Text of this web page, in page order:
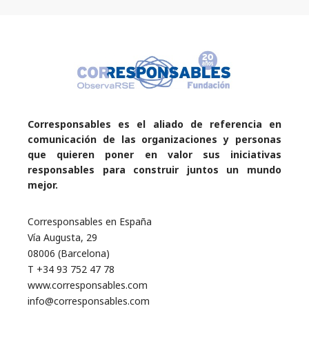
Corresponsables es el aliado de referencia en
comunicación de las organizaciones y personas
que quieren poner en valor sus iniciativas
responsables para construir juntos un mundo
mejor.
Corresponsables en España
Vía Augusta, 29
08006 (Barcelona)
T +34 93 752 47 78
www.corresponsables.com
info@corresponsables.com